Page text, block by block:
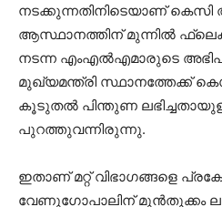
നടക്കുന്നതിനിടെയാണ്
ആസ്ഥാനത്തിന് മുന്നിൽ
നടന്ന എംഎൽഎമാരുടെ
മുഖ്യമന്ത്രി സ്ഥാനത്തേക്ക്
കൂടുതൽ പിന്തുണ
പുറത്തുവന്നിരുന്നു.
ഇതാണ് മറ്റ് വിഭാഗങ്ങളെ
വേണുഗോപാലിന് മുൻതൂക്കം